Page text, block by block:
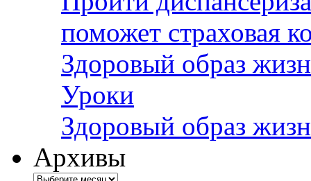
поможет страховая
Здоровый образ
Уроки
Здоровый образ
Архивы